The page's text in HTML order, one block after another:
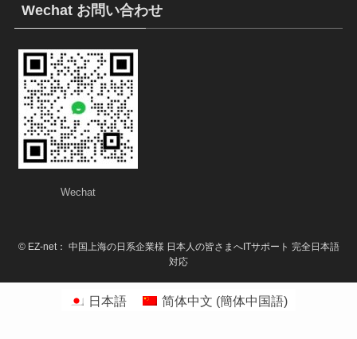
Wechat お問い合わせ
Wechat
©EZ-net： 中国上海の日系企業様 日本人の皆さまへITサポート 完全日本語
対応
日本語 简体中文 (簡体中国語)